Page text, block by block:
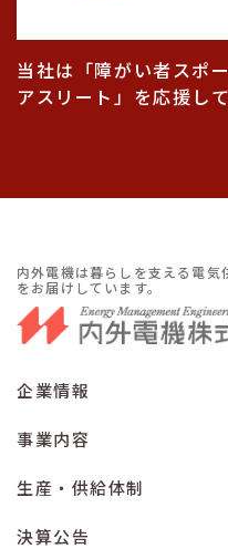
当社は「障がい者スポ
アスリート」を応援して
内外電機は暮らしを支える電
をお届けしています。
企業情報
事業内容
生産・供給体制
決算公告